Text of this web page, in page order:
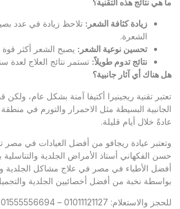
ما هي نتائج هذه التقنية؟
زيادة كثافة الشعر : تلاحظ زيادة في عدد
الشعرة.
تحسين نوعية الشعر : يصبح الشعر أكثر قوة
نتائج تدوم طويلاً: تستمر نتائج العلاج لعدة
هل هناك أي آثار جانبية؟
تعتبر تقنية ريجينيرا أكتيفا آمنة بشكل عام، ولكن
الجانبية البسيطة مثل الاحمرار والتورم في
عادةً خلال أيام قليلة.
وتعتبر عيادة ريجافو من أفضل العيادات في مصر
حسن الفكهاني أستاذ الأمراض الجلدية
أفضل الأطباء في مصر في علاج مشاكل الجلدية
بواسطة نخبة من أفضل أخصائيين الجلدية